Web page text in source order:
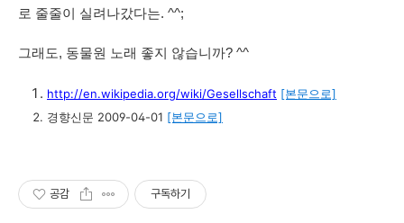
로 줄줄이 실려나갔다는. ^^;
그래도, 동물원 노래 좋지 않습니까? ^^
http://en.wikipedia.org/wiki/Gesellschaft [본문으로]
경향신문 2009-04-01 [본문으로]
공감 구독하기